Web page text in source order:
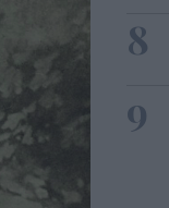
8
9